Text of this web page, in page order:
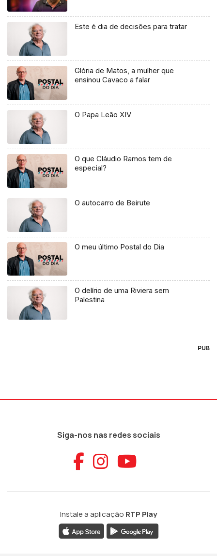
Este é dia de decisões para tratar
Glória de Matos, a mulher que
ensinou Cavaco a falar
O Papa Leão XIV
O que Cláudio Ramos tem de
especial?
O autocarro de Beirute
O meu último Postal do Dia
O delírio de uma Riviera sem
Palestina
PUB
Siga-nos nas redes sociais
Aceder ao
Aceder ao
Aceder
Instale a aplicação RTP Play